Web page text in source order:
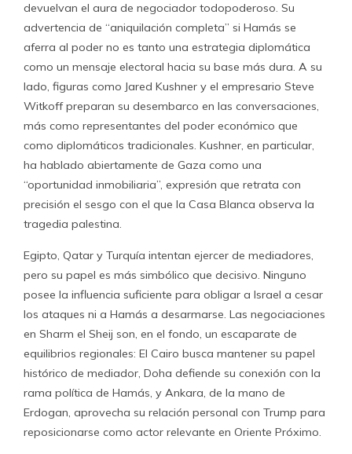
devuelvan el aura de negociador todopoderoso. Su
advertencia de “aniquilación completa” si Hamás se
aferra al poder no es tanto una estrategia diplomática
como un mensaje electoral hacia su base más dura. A su
lado, figuras como Jared Kushner y el empresario Steve
Witkoff preparan su desembarco en las conversaciones,
más como representantes del poder económico que
como diplomáticos tradicionales. Kushner, en particular,
ha hablado abiertamente de Gaza como una
“oportunidad inmobiliaria”, expresión que retrata con
precisión el sesgo con el que la Casa Blanca observa la
tragedia palestina.
Egipto, Qatar y Turquía intentan ejercer de mediadores,
pero su papel es más simbólico que decisivo. Ninguno
posee la influencia suficiente para obligar a Israel a cesar
los ataques ni a Hamás a desarmarse. Las negociaciones
en Sharm el Sheij son, en el fondo, un escaparate de
equilibrios regionales: El Cairo busca mantener su papel
histórico de mediador, Doha defiende su conexión con la
rama política de Hamás, y Ankara, de la mano de
Erdogan, aprovecha su relación personal con Trump para
reposicionarse como actor relevante en Oriente Próximo.